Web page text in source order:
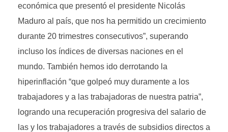
económica que presentó el presidente Nicolás
Maduro al país, que nos ha permitido un crecimiento
durante 20 trimestres consecutivos”, superando
incluso los índices de diversas naciones en el
mundo. También hemos ido derrotando la
hiperinflación “que golpeó muy duramente a los
trabajadores y a las trabajadoras de nuestra patria”,
logrando una recuperación progresiva del salario de
las y los trabajadores a través de subsidios directos a